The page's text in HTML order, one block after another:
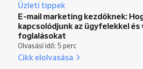
Üzleti tippek
E-mail marketing kezdőknek:
kapcsolódjunk az ügyfelekkel és
foglalásokat
Olvasási idő: 5 perc
Cikk elolvasása